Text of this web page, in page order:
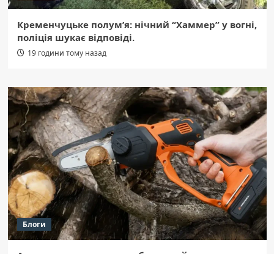
Кременчуцьке полум’я: нічний “Хаммер” у вогні,
поліція шукає відповіді.
19 години тому назад
Блоги